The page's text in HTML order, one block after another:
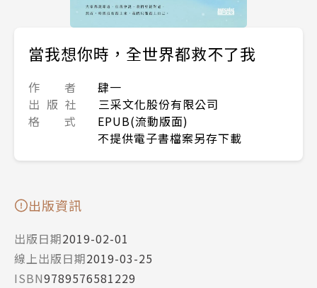
當我想你時，全世界都救不了我
作 者
肆一
出 版 社
三采文化股份有限公司
格 式
EPUB(流動版面)
不提供電子書檔案另存下載
出版資訊
出版日期2019-02-01
線上出版日期2019-03-25
ISBN9789576581229